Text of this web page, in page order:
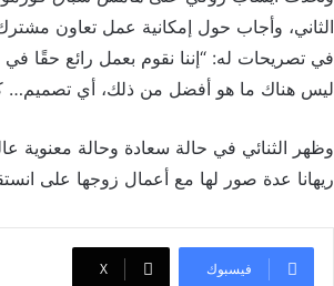
الثاني، وأجاب حول إمكانية عمل تعاون مشترك
في تصريحات له: “إننا نقوم بعمل رائع حقًا في
ليس هناك ما هو أفضل من ذلك، أي تصميم… كان
وظهر الثنائي في حالة سعادة وحالة معنوية
ريهانا عدة صور لها مع أعمال زوجها على
فيسبوك ‫X